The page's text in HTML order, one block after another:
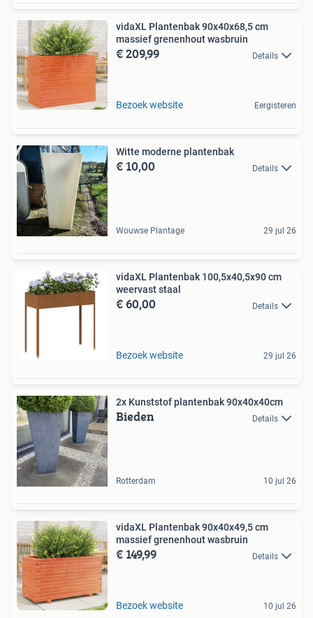
vidaXL Plantenbak 90x40x68,5 cm
massief grenenhout wasbruin
€ 209,99 Details
Bezoek website Eergisteren
Witte moderne plantenbak
€ 10,00 Details
Wouwse Plantage 29 jul 26
vidaXL Plantenbak 100,5x40,5x90 cm
weervast staal
€ 60,00 Details
Bezoek website 29 jul 26
2x Kunststof plantenbak 90x40x40cm
Bieden Details
Rotterdam 10 jul 26
vidaXL Plantenbak 90x40x49,5 cm
massief grenenhout wasbruin
€ 149,99 Details
Bezoek website 10 jul 26